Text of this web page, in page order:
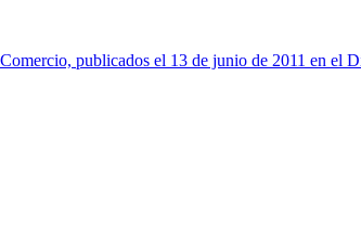
publicados el 13 de junio de 2011 en el